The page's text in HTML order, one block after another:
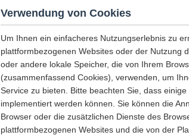
Verwendung von Cookies
Um Ihnen ein einfacheres Nutzungserlebnis zu
plattformbezogenen Websites oder der Nutzung
oder andere lokale Speicher, die von Ihrem
(zusammenfassend Cookies), verwenden, um
Service zu bieten. Bitte beachten Sie, dass
implementiert werden können. Sie können die
Browser oder die zusätzlichen Dienste des
plattformbezogenen Websites und die von der